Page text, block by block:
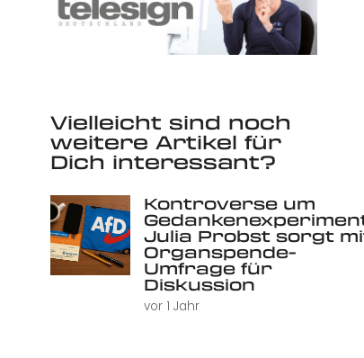
Vielleicht sind noch
weitere Artikel für
Dich interessant?
Kontroverse um
Julia Probst sorgt
Organspende-
Umfrage für
Diskussion
vor 1 Jahr